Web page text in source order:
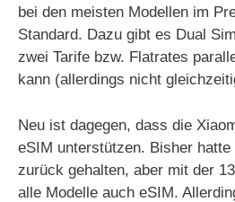
bei den meisten Modellen im
Standard. Dazu gibt es Dual
zwei Tarife bzw. Flatrates
kann (allerdings nicht
Neu ist dagegen, dass die
eSIM unterstützen. Bisher
zurück gehalten, aber mit der
alle Modelle auch eSIM.